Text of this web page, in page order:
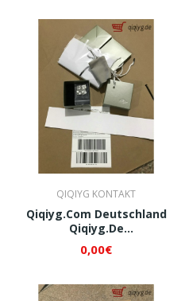
QIQIYG KONTAKT
Qiqiyg.com Deutschland
Qiqiyg.de
QI279
0,00€